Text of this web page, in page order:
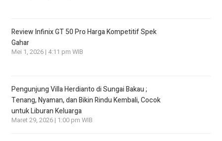
Review Infinix GT 50 Pro Harga Kompetitif Spek
Gahar
Mei 1, 2026 | 4:11 pm WIB
Pengunjung Villa Herdianto di Sungai Bakau ;
Tenang, Nyaman, dan Bikin Rindu Kembali, Cocok
untuk Liburan Keluarga
Maret 29, 2026 | 1:00 pm WIB